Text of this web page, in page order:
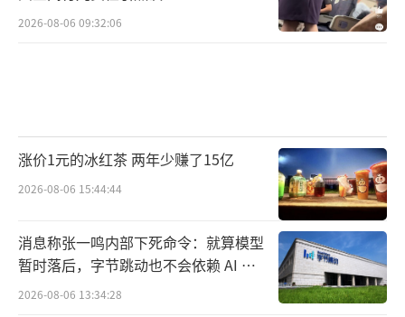
2026-08-06 09:32:06
涨价1元的冰红茶 两年少赚了15亿
2026-08-06 15:44:44
消息称张一鸣内部下死命令：就算模型
暂时落后，字节跳动也不会依赖 AI 蒸
馏技术
2026-08-06 13:34:28